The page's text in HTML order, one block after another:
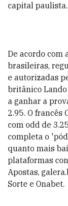
capital paulista.
De acordo com
brasileiras,
e autorizadas
britânico
a ganhar a
2.95. O francês
com odd de
completa o
quanto mais
plataformas
Apostas,
Sorte e Onabet.